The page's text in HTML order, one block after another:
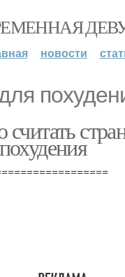
новости